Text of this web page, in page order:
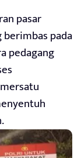
pasar
pada
pedagang